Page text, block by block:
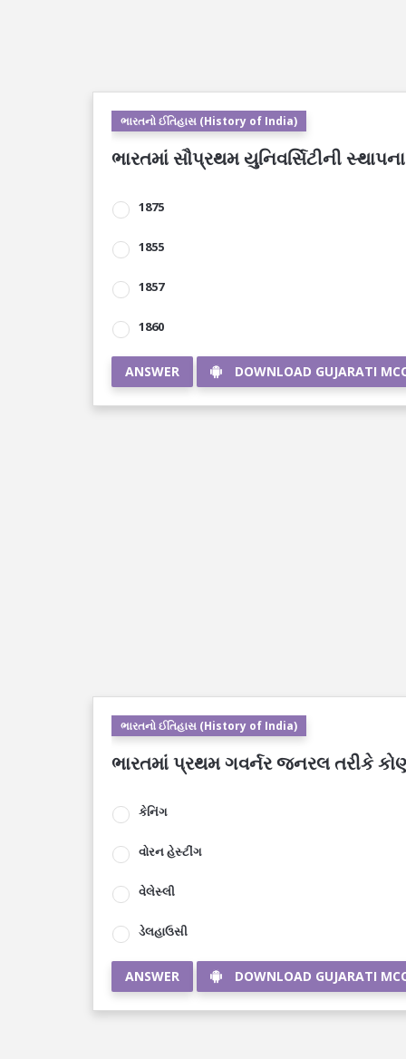
ભારતનો ઈતિહાસ (History of India)
ભારતમાં સૌપ્રથમ યુનિવર્સિટીની
1875
1855
1857
1860
ANSWER DOWNLOAD GUJARATI
ભારતનો ઈતિહાસ (History of India)
ભારતમાં પ્રથમ ગવર્નર જનરલ તરીકે
કેનિંગ
વોરન હેસ્ટીંગ
વેલેસ્લી
ડેલહાઉસી
ANSWER DOWNLOAD GUJARATI